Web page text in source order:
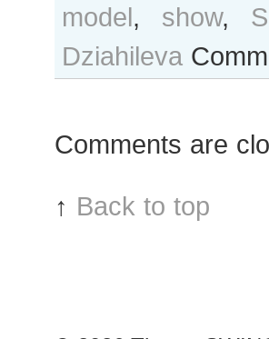
model, show,
Dziahileva
Comments are
↑ Back to top